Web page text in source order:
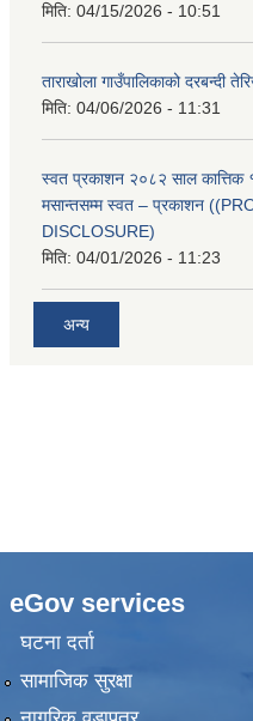
मिति: 04/15/2026 - 10:51
ताराखोला गाउँपालिकाको दरबन्दी
मिति: 04/06/2026 - 11:31
स्वत प्रकाशन २०८२ साल कात्तिक
मसान्तसम्म स्वत – प्रकाशन
DISCLOSURE)
मिति: 04/01/2026 - 11:23
अन्य
eGov services
घटना दर्ता
सामाजिक सुरक्षा